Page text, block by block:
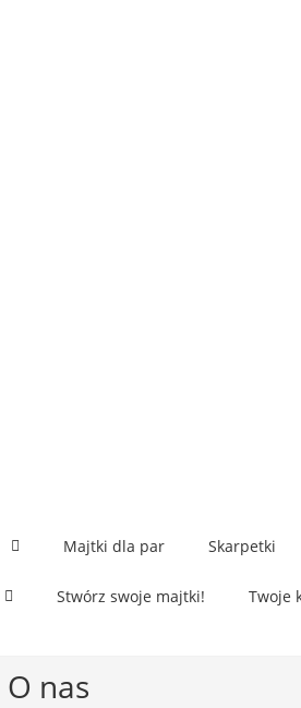
Majtki dla par Skarpetki
Stwórz swoje majtki! Twoje
O nas